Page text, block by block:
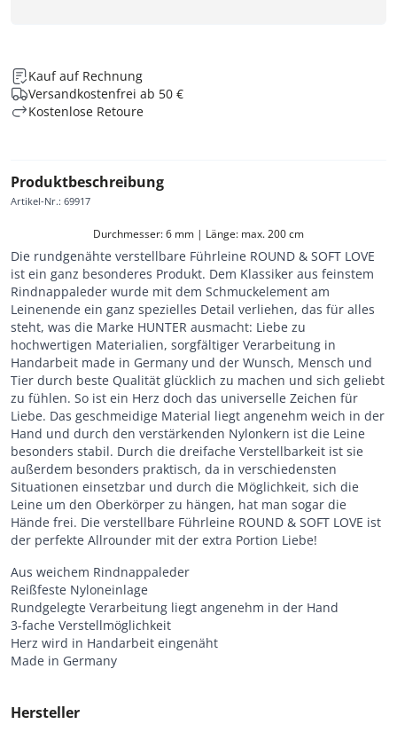
Kauf auf Rechnung
Versandkostenfrei ab 50 €
Kostenlose Retoure
Produktbeschreibung
Artikel-Nr.: 69917
Durchmesser: 6 mm | Länge: max. 200 cm
Die rundgenähte verstellbare Führleine ROUND & SOFT LOVE
ist ein ganz besonderes Produkt. Dem Klassiker aus feinstem
Rindnappaleder wurde mit dem Schmuckelement am
Leinenende ein ganz spezielles Detail verliehen, das für alles
steht, was die Marke HUNTER ausmacht: Liebe zu
hochwertigen Materialien, sorgfältiger Verarbeitung in
Handarbeit made in Germany und der Wunsch, Mensch und
Tier durch beste Qualität glücklich zu machen und sich geliebt
zu fühlen. So ist ein Herz doch das universelle Zeichen für
Liebe. Das geschmeidige Material liegt angenehm weich in der
Hand und durch den verstärkenden Nylonkern ist die Leine
besonders stabil. Durch die dreifache Verstellbarkeit ist sie
außerdem besonders praktisch, da in verschiedensten
Situationen einsetzbar und durch die Möglichkeit, sich die
Leine um den Oberkörper zu hängen, hat man sogar die
Hände frei. Die verstellbare Führleine ROUND & SOFT LOVE ist
der perfekte Allrounder mit der extra Portion Liebe!
Aus weichem Rindnappaleder
Reißfeste Nyloneinlage
Rundgelegte Verarbeitung liegt angenehm in der Hand
3-fache Verstellmöglichkeit
Herz wird in Handarbeit eingenäht
Made in Germany
Hersteller